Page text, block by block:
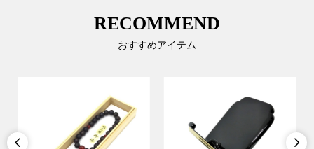
RECOMMEND
おすすめアイテム
 